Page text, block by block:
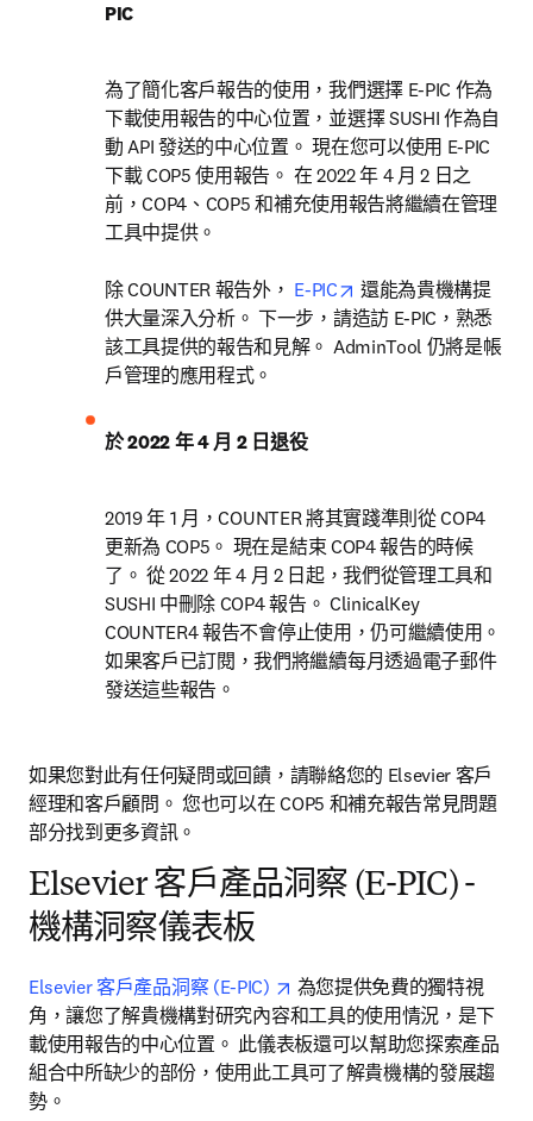
PIC
為了簡化客戶報告的使用，我們選擇 E-PIC 作為
下載使用報告的中心位置，並選擇 SUSHI 作為自
動 API 發送的中心位置。 現在您可以使用 E-PIC
下載 COP5 使用報告。 在 2022 年 4 月 2 日之
前，COP4、COP5 和補充使用報告將繼續在管理
工具中提供。
除 COUNTER 報告外， E-PIC opens in new tab/
還能為貴機構提
供大量深入分析。 下一步，請造訪 E-PIC，熟悉
該工具提供的報告和見解。 AdminTool 仍將是帳
戶管理的應用程式。
於 2022 年 4 月 2 日退役
2019 年 1 月，COUNTER 將其實踐準則從 COP4
更新為 COP5。 現在是結束 COP4 報告的時候
了。 從 2022 年 4 月 2 日起，我們從管理工具和
SUSHI 中刪除 COP4 報告。 ClinicalKey
COUNTER4 報告不會停止使用，仍可繼續使用。
如果客戶已訂閱，我們將繼續每月透過電子郵件
發送這些報告。
如果您對此有任何疑問或回饋，請聯絡您的 Elsevier 客戶
經理和客戶顧問。 您也可以在 COP5 和補充報告常見問題
部分找到更多資訊。
Elsevier 客戶產品洞察 (E-PIC) -
機構洞察儀表板
Elsevier 客戶產品洞察 (E-PIC) opens in new tab/window
為您提供免費的獨特視
角，讓您了解貴機構對研究內容和工具的使用情況，是下
載使用報告的中心位置。 此儀表板還可以幫助您探索產品
組合中所缺少的部份，使用此工具可了解貴機構的發展趨
勢。